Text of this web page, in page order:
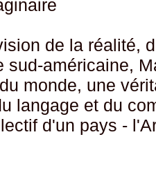
de la réalité,
sud-américaine,
monde, une
langage et du
d'un pays -